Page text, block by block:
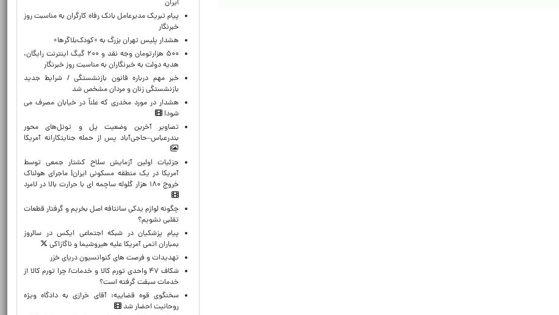
ایران
پیام تبریک مدیرعامل بانک رفاه کارگران به مناسبت روز
خبرنگار
هشدار پلیس تهران بزرگ به «کودک‌بلاگرها»
۵۰۰ هزارتومان وجه نقد و ۲۰۰ گیگ اینترنت رایگان،
هدیه دولت به خبرنگاران به مناسبت روز خبرنگار
خبر مهم درباره قانون بازنشستگی / شرایط جدید
بازنشستگی زنان و مردان مشخص شد
هشدار در مورد مخدری که علناً در خیابان مصرف می
شود!
تصاویر آخرین وضعیت پل و تونل‌های محور
بندرعباس–حاجی‌آباد پس از حمله جنایتکارانه آمریکا
جزئیات اولین آزمایش سلاح کشتار جمعی توسط
آمریکا در یک منطقه مسکونی ایران| ماجرای هولناک
خروج ۱۸۰ هزار گلوله ساچمه ای با حرارت بالا در لامرد
چگونه لوازم یدکی سانتافه اصل بخریم و گرفتار قطعات
تقلبی نشویم؟
پیام پزشکیان در شبکه اجتماعی ایکس در سالروز
بمباران اتمی آمریکا علیه هیروشیما و ناگازاکی
تهدیدات و فرصت های کنوانسیون دریای خزر
شکاف ۴۷ واحدی تورم کالا و خدمات/ چرا تورم کالا از
خدمات سبقت گرفته است؟
سخنگوی قوه قضاییه: آقای خرازی به دادگاه ویژه
روحانیت احضار شد